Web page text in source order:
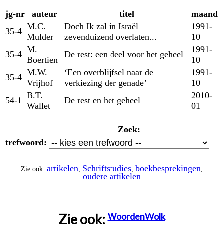
jg‑nr
auteur titel
maand
35-4 M.C.
Mulder
Doch Ik zal in Israël
zevenduizend overlaten...
1991-
10
35-4 M.
Boertien
De rest: een deel voor het geheel
1991-
10
35-4 M.W.
Vrijhof
‘Een overblijfsel naar de
verkiezing der genade’
1991-
10
54-1
B.T.
Wallet
De rest en het geheel
2010-
01
Zoek:
trefwoord:
Zie ook: artikelen, Schriftstudies, boekbesprekingen,
oudere artikelen
Zie ook:WoordenWolk